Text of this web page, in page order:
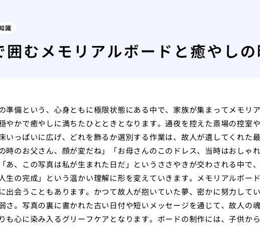
識
囲むメモリアルボードと癒やしの
準備という、心身ともに極限状態にある中で、家族が集まってメモリ
やかで癒やしに満ちたひとときとなります。通夜を控えた斎場の控室
いっぱいに広げ、どれを飾るか選別する作業は、故人が遺してくれた
の時のお父さん、顔が変だね」「お母さんのこのドレス、当時はおしゃ
あ、この写真は私が生まれた日だ」というささやきが交わされる中で
生の完成」という温かい理解に形を変えていきます。メモリアルボー
出会うこともあります。かつて故人が抱いていた夢、密かに努力して
さ。写真の裏に書かれた古い日付や短いメッセージを通じて、故人の
も心に染み入るグリーフケアとなります。ボードの制作には、子供か